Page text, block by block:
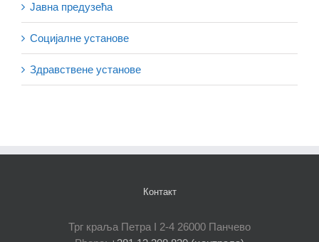
Јавна предузећа
Социјалне установе
Здравствене установе
Контакт
Трг краља Петра I 2-4 26000 Панчево